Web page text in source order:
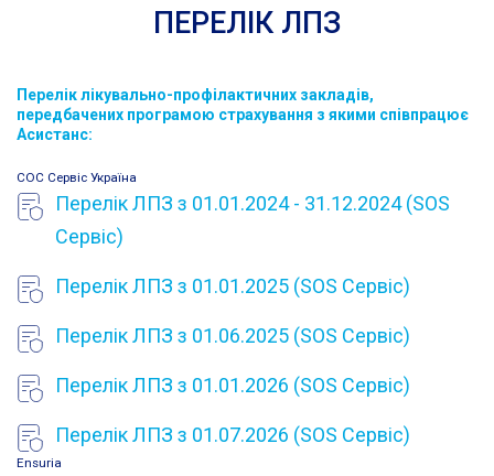
ПЕРЕЛІК ЛПЗ
Перелік лікувально-профілактичних закладів,
передбачених програмою страхування з якими співпрацює
Асистанс:
СОС Сервіс Україна
Перелік ЛПЗ з 01.01.2024 - 31.12.2024 (SOS
Cервіс)
Перелік ЛПЗ з 01.01.2025 (SOS Cервіс)
Перелік ЛПЗ з 01.06.2025 (SOS Cервіс)
Перелік ЛПЗ з 01.01.2026 (SOS Cервіс)
Перелік ЛПЗ з 01.07.2026 (SOS Cервіс)
Ensuria